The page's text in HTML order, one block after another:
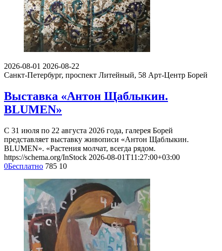
2026-08-01 2026-08-22
Санкт-Петербург, проспект Литейный, 58 Арт-Центр Борей
Выставка «Антон Щаблыкин.
BLUMEN»
С 31 июля по 22 августа 2026 года, галерея Борей
представляет выставку живописи «Антон Щаблыкин.
BLUMEN». «Растения молчат, всегда рядом.
https://schema.org/InStock 2026-08-01T11:27:00+03:00
0Бесплатно 785 10